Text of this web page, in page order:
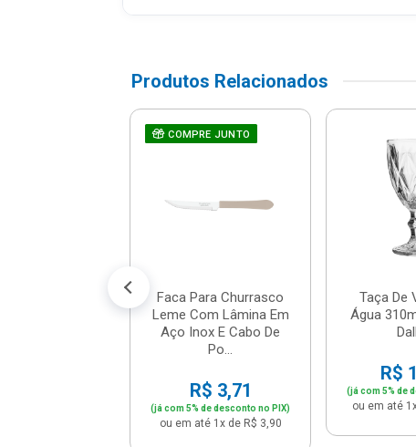
Produtos Relacionados
COMPRE JUNTO
Faca Para Churrasco
Leme Com Lâmina Em
Aço Inox E Cabo De
Po...
R$ 3,71
(já com 5% de desconto no PIX)
ou em até 1x de R$ 3,90
Taça De
Água
R$
(já com 5% de
ou em até